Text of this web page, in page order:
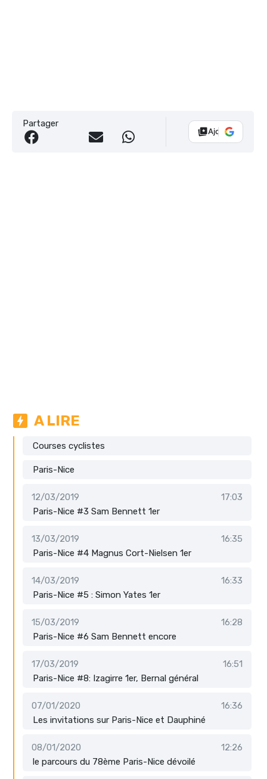
Partager
Ajouter Vélo
A LIRE
Courses cyclistes
Paris-Nice
12/03/2019
17:03
Paris-Nice #3 Sam Bennett 1er
13/03/2019
16:35
Paris-Nice #4 Magnus Cort-Nielsen 1er
14/03/2019
16:33
Paris-Nice #5 : Simon Yates 1er
15/03/2019
16:28
Paris-Nice #6 Sam Bennett encore
17/03/2019
16:51
Paris-Nice #8: Izagirre 1er, Bernal général
07/01/2020
16:36
Les invitations sur Paris-Nice et Dauphiné
08/01/2020
12:26
le parcours du 78ème Paris-Nice dévoilé